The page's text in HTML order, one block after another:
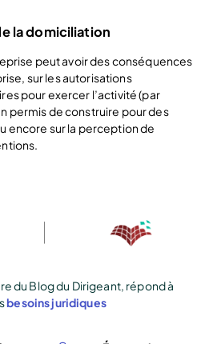
la domiciliation
peut avoir des conséquences
sur les autorisations
pour exercer l’activité (par
permis de construire pour des
encore sur la perception de
du Blog du Dirigeant, répond à
besoins juridiques